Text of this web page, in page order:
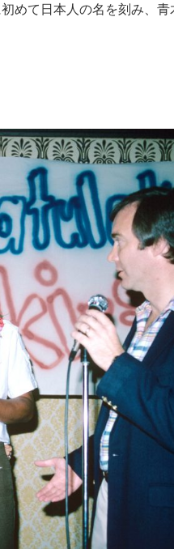
めて日本人の名を刻み、青